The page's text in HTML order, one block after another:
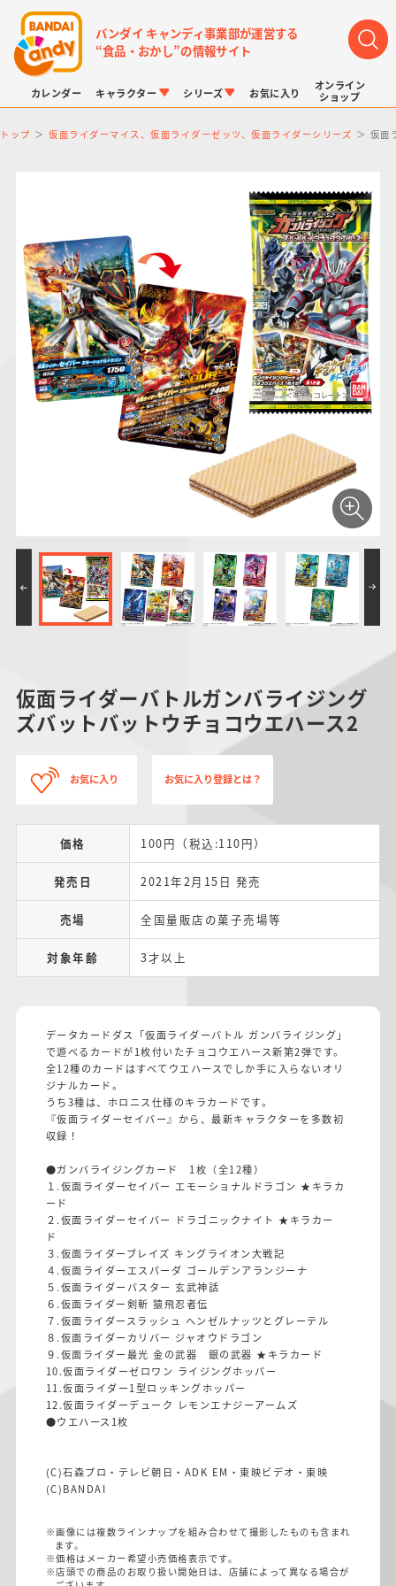
バンダイ キャンディ事業部が運営する
“食品・おかし”の情報サイト
カレンダー キャラクター
LINK TRAVELERS
仮面ライダーシリー
PROJECT R.E.D.・
スーパー戦隊シリー
ズ
ガンダムシリーズ
ポケットモンスター
ドラゴンボール
アンパンマン
サンリオキャラクタ
ーズ
たまご
シリーズ
チョコボックス
つりグミ
にふぉるめーしょん
＆スクエアシール
SMPシリーズ
ポケモンキッズ
ポケモンスケールワ
キャラデコ
お気に入り
オンライン
ショップ
トップ 仮面ライダーマイス、仮面ライダーゼッツ、仮面ライダーシリーズ 仮面
仮面ライダーバトルガンバライジング
ズバットバットウチョコウエハース2
お気に入り お気に入り登録とは？
価格 100円（税込:110円）
発売日 2021年2月15日 発売
売場 全国量販店の菓子売場等
対象年齢 3才以上
データカードダス「仮面ライダーバトル ガンバライジング」
で遊べるカードが1枚付いたチョコウエハース新第2弾です。
全12種のカードはすべてウエハースでしか手に入らないオリ
ジナルカード。
うち3種は、ホロニス仕様のキラカードです。
『仮面ライダーセイバー』から、最新キャラクターを多数初
収録！
●ガンバライジングカード 1枚（全12種）
１.仮面ライダーセイバー エモーショナルドラゴン ★キラカ
ード
２.仮面ライダーセイバー ドラゴニックナイト ★キラカー
ド
３.仮面ライダーブレイズ キングライオン大戦記
４.仮面ライダーエスパーダ ゴールデンアランジーナ
５.仮面ライダーバスター 玄武神話
６.仮面ライダー剣斬 猿飛忍者伝
７.仮面ライダースラッシュ ヘンゼルナッツとグレーテル
８.仮面ライダーカリバー ジャオウドラゴン
９.仮面ライダー最光 金の武器 銀の武器 ★キラカード
10.仮面ライダーゼロワン ライジングホッパー
11.仮面ライダー1型ロッキングホッパー
12.仮面ライダーデューク レモンエナジーアームズ
●ウエハース1枚
(C)石森プロ・テレビ朝日・ADK EM・東映ビデオ・東映
(C)BANDAI
※画像には複数ラインナップを組み合わせて撮影したものも含まれ
ます。
※価格はメーカー希望小売価格表示です。
※店頭での商品のお取り扱い開始日は、店舗によって異なる場合が